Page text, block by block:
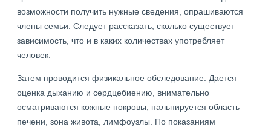
возможности получить нужные сведения, опрашиваются
члены семьи. Следует рассказать, сколько существует
зависимость, что и в каких количествах употребляет
человек.
Затем проводится физикальное обследование. Дается
оценка дыханию и сердцебиению, внимательно
осматриваются кожные покровы, пальпируется область
печени, зона живота, лимфоузлы. По показаниям